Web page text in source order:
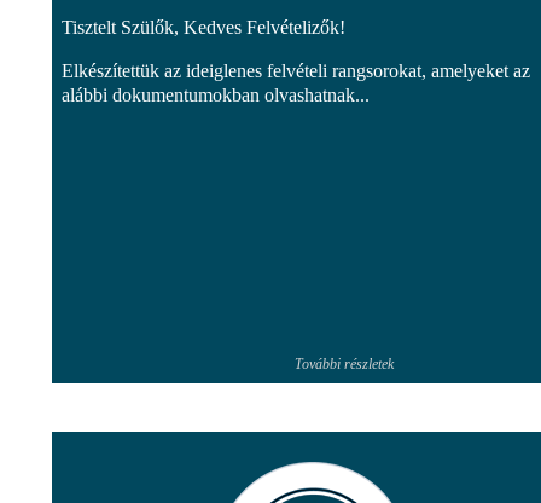
Tisztelt Szülők, Kedves Felvételizők!
Elkészítettük az ideiglenes felvételi rangsorokat, amelyeket az
alábbi dokumentumokban olvashatnak...
További részletek